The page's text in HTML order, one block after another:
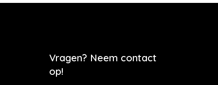
Vragen? Neem contact
op!